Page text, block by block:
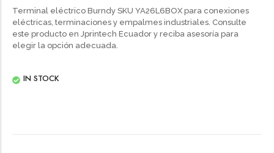
Terminal eléctrico Burndy SKU YA26L6BOX para conexiones
eléctricas, terminaciones y empalmes industriales. Consulte
este producto en Jprintech Ecuador y reciba asesoría para
elegir la opción adecuada.
IN STOCK